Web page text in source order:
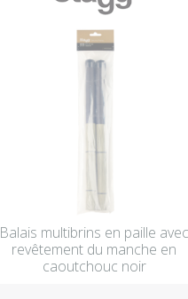
Balais multibrins en paille avec
revêtement du manche en
caoutchouc noir